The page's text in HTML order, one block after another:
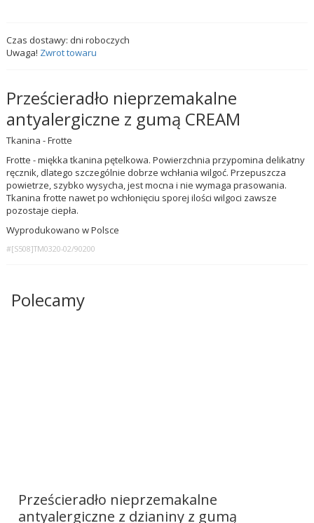
Czas dostawy: dni roboczych
Uwaga! Zwrot towaru
Prześcieradło nieprzemakalne
antyalergiczne z gumą CREAM
Tkanina - Frotte
Frotte - miękka tkanina pętelkowa. Powierzchnia przypomina delikatny
ręcznik, dlatego szczególnie dobrze wchłania wilgoć. Przepuszcza
powietrze, szybko wysycha, jest mocna i nie wymaga prasowania.
Tkanina frotte nawet po wchłonięciu sporej ilości wilgoci zawsze
pozostaje ciepła.
Wyprodukowano w Polsce
#[S508]TM0320-02/90200
Polecamy
Prześcieradło nieprzemakalne
antyalergiczne z dzianiny z gumą